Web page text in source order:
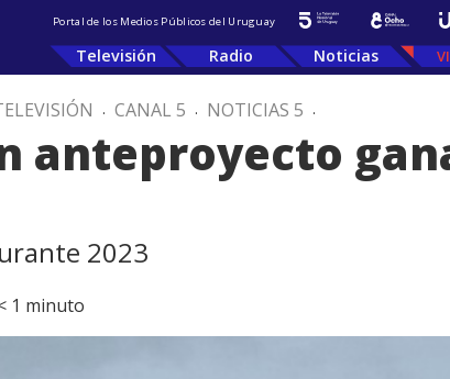
Portal de los Medios Públicos del Uruguay
Televisión Radio Noticias
. CANAL 5 . NOTICIAS 5 .
anteproyecto
2023
1 minuto